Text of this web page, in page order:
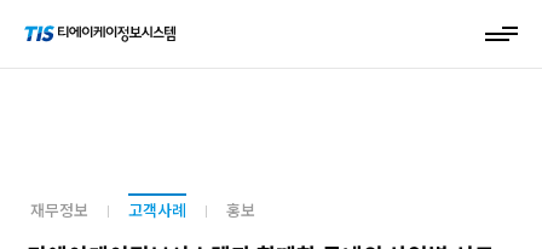
재무정보 고객사례 홍보